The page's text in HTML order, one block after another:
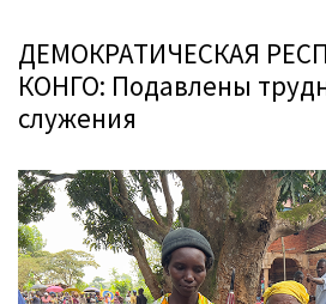
ДЕМОКРАТИЧЕСКАЯ
КОНГО: Подавлены
служения